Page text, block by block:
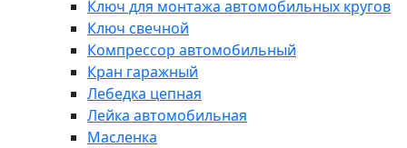
Ключ для монтажа автомобильных кругов
Ключ свечной
Компрессор автомобильный
Кран гаражный
Лебедка цепная
Лейка автомобильная
Масленка